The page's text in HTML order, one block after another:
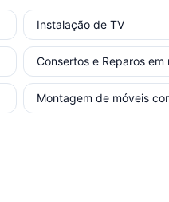
Instalação de TV
Consertos e Reparos em
Montagem de móveis